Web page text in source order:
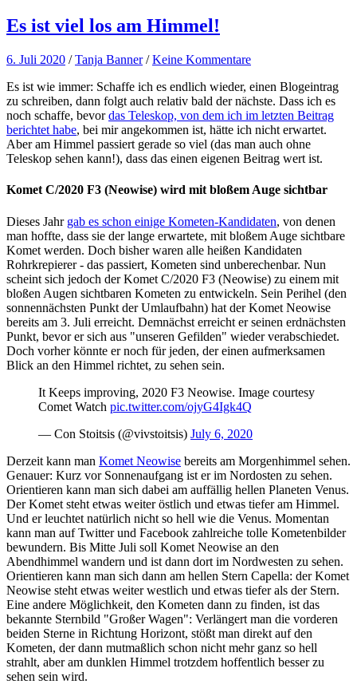
Es ist viel los am Himmel!
6. Juli 2020 /Tanja Banner /Keine Kommentare
Es ist wie immer: Schaffe ich es endlich wieder, einen Blogeintrag
zu schreiben, dann folgt auch relativ bald der nächste. Dass ich es
noch schaffe, bevordas Teleskop, von dem ich im letzten Beitrag
berichtet habe, bei mir angekommen ist, hätte ich nicht erwartet.
Aber am Himmel passiert gerade so viel (das man auch ohne
Teleskop sehen kann!), dass das einen eigenen Beitrag wert ist.
Komet C/2020 F3 (Neowise) wird mit bloßem Auge sichtbar
Dieses Jahr gab es schon einige Kometen-Kandidaten, von denen
man hoffte, dass sie der lange erwartete, mit bloßem Auge sichtbare
Komet werden. Doch bisher waren alle heißen Kandidaten
Rohrkrepierer - das passiert, Kometen sind unberechenbar. Nun
scheint sich jedoch der Komet C/2020 F3 (Neowise) zu einem mit
bloßen Augen sichtbaren Kometen zu entwickeln. Sein Perihel (den
sonnennächsten Punkt der Umlaufbahn) hat der Komet Neowise
bereits am 3. Juli erreicht. Demnächst erreicht er seinen erdnächsten
Punkt, bevor er sich aus "unseren Gefilden" wieder verabschiedet.
Doch vorher könnte er noch für jeden, der einen aufmerksamen
Blick an den Himmel richtet, zu sehen sein.
It Keeps improving, 2020 F3 Neowise. Image courtesy
Comet Watch pic.twitter.com/ojyG4Igk4Q
— Con Stoitsis (@vivstoitsis) July 6, 2020
Derzeit kann man Komet Neowise bereits am Morgenhimmel sehen.
Genauer: Kurz vor Sonnenaufgang ist er im Nordosten zu sehen.
Orientieren kann man sich dabei am auffällig hellen Planeten Venus.
Der Komet steht etwas weiter östlich und etwas tiefer am Himmel.
Und er leuchtet natürlich nicht so hell wie die Venus. Momentan
kann man auf Twitter und Facebook zahlreiche tolle Kometenbilder
bewundern. Bis Mitte Juli soll Komet Neowise an den
Abendhimmel wandern und ist dann dort im Nordwesten zu sehen.
Orientieren kann man sich dann am hellen Stern Capella: der Komet
Neowise steht etwas weiter westlich und etwas tiefer als der Stern.
Eine andere Möglichkeit, den Kometen dann zu finden, ist das
bekannte Sternbild "Großer Wagen": Verlängert man die vorderen
beiden Sterne in Richtung Horizont, stößt man direkt auf den
Kometen, der dann mutmaßlich schon nicht mehr ganz so hell
strahlt, aber am dunklen Himmel trotzdem hoffentlich besser zu
sehen sein wird.